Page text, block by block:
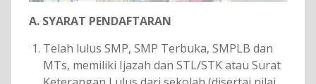
A. SYARAT PENDAFTARAN
Telah lulus SMP, SMP Terbuka, SMPLB dan
MTs, memiliki Ijazah dan STL/STK atau Surat